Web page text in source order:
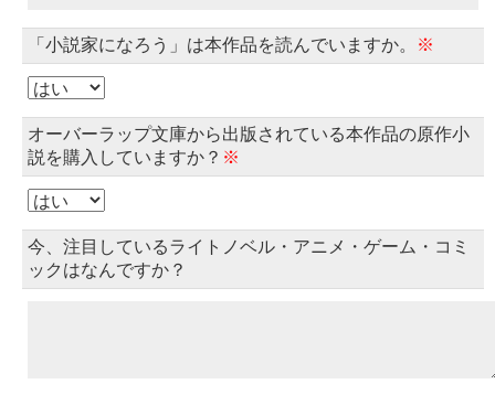
「小説家になろう」は本作品を読んでいますか。 ※
オーバーラップ文庫から出版されている本作品の原作小
説を購入していますか？ ※
今、注目しているライトノベル・アニメ・ゲーム・コミ
ックはなんですか？